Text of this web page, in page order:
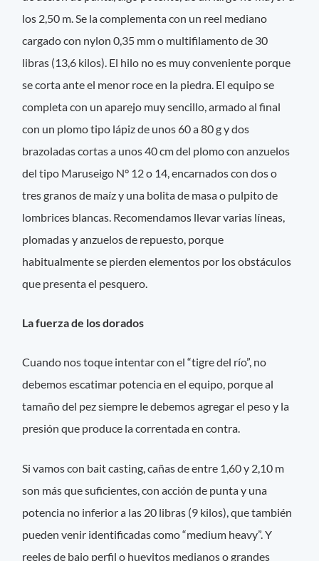
los 2,50 m. Se la complementa con un reel mediano
cargado con nylon 0,35 mm o multifilamento de 30
libras (13,6 kilos). El hilo no es muy conveniente porque
se corta ante el menor roce en la piedra. El equipo se
completa con un aparejo muy sencillo, armado al final
con un plomo tipo lápiz de unos 60 a 80 g y dos
brazoladas cortas a unos 40 cm del plomo con anzuelos
del tipo Maruseigo N° 12 o 14, encarnados con dos o
tres granos de maíz y una bolita de masa o pulpito de
lombrices blancas. Recomendamos llevar varias líneas,
plomadas y anzuelos de repuesto, porque
habitualmente se pierden elementos por los obstáculos
que presenta el pesquero.
La fuerza de los dorados
Cuando nos toque intentar con el “tigre del río”, no
debemos escatimar potencia en el equipo, porque al
tamaño del pez siempre le debemos agregar el peso y la
presión que produce la correntada en contra.
Si vamos con bait casting, cañas de entre 1,60 y 2,10 m
son más que suficientes, con acción de punta y una
potencia no inferior a las 20 libras (9 kilos), que también
pueden venir identificadas como “medium heavy”. Y
reeles de bajo perfil o huevitos medianos o grandes